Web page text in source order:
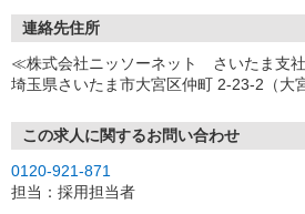
ご都合のよいお日にちをお聞かせください
↓
（3）選考・お仕事のご案内
↓
※紹介予定派遣・職業紹介などで、正職
能です。
連絡先住所
≪株式会社ニッソーネット さいたま支
埼玉県さいたま市大宮区仲町 2-23-2（大
この求人に関するお問い合わせ
0120-921-871
担当：採用担当者